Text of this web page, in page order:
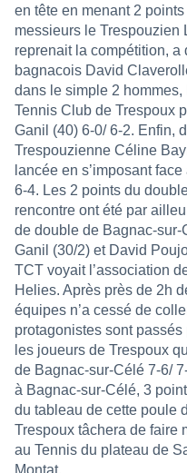
en tête en menant 2
messieurs le Trespouzien
reprenait la compétition, a
bagnacois David
dans le simple 2
Tennis Club de Trespoux
Ganil (40) 6-0/ 6-2. Enfin,
Trespouzienne Céline
lancée en s’imposant
6-4. Les 2 points du
rencontre ont été par
de double de Bagnac-
Ganil (30/2) et David
TCT voyait l’association
Helies. Après près de 2h
équipes n’a cessé de
protagonistes sont
les joueurs de Trespoux
de Bagnac-sur-Célé 7-6/
à Bagnac-sur-Célé, 3
du tableau de cette poule
Trespoux tâchera de faire
au Tennis du plateau de
Montat.